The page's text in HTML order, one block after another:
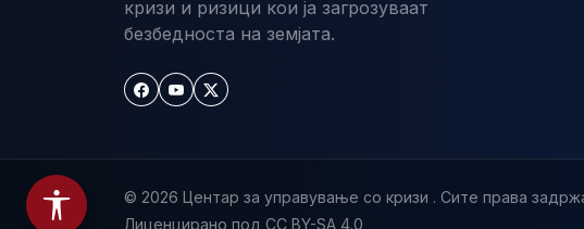
кризи и ризици кои ја загрозуваат
безбедноста на земјата.
© 2026 Центар за управување со кризи . Сите права
Лиценцирано под CC BY-SA 4.0